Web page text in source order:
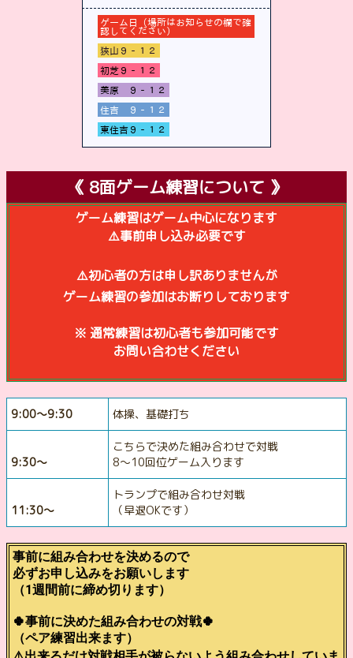
《 8面ゲーム練習について 》
ゲーム練習はゲーム中心になります
⚠️事前申し込み必要です
⚠️初心者の方は申し訳ありませんが
ゲーム練習の参加はお断りしております
※ 通常練習は初心者も参加可能です
お問い合わせください
9:00〜9:30 体操、基礎打ち
9:30〜
こちらで決めた組み合わせで対戦
8〜10回位ゲーム入ります
11:30〜
トランプで組み合わせ対戦
（早退OKです）
事前に組み合わせを決めるので
必ずお申し込みをお願いします
（1週間前に締め切ります）
🍀事前に決めた組み合わせの対戦🍀
（ペア練習出来ます）